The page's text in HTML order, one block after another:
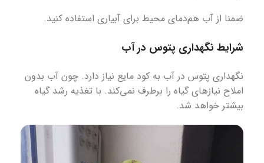
ضمنا از آب هم‌دمای محیط برای آبیاری استفاده کنید.
شرایط نگهداری پتوس در آب
نگهداری پتوس در آب به کود مایع نیاز دارد. چون آب بدون
املاح نیازهای گیاه را برطرف نمی‌کند. با تغذیه رشد گیاه
بیشتر خواهد شد.